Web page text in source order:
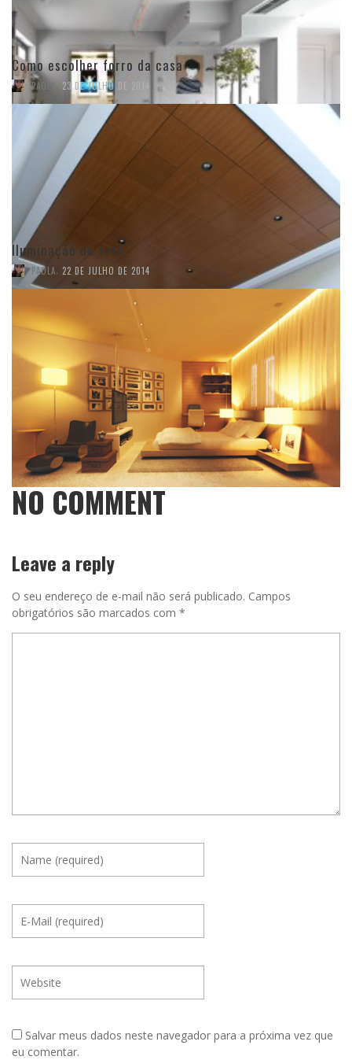
Como escolher forro da casa
PAOLA 23 DE JULHO DE 2014
Iluminação do teto
PAOLA 22 DE JULHO DE 2014
NO COMMENT
Leave a reply
O seu endereço de e-mail não será publicado. Campos
obrigatórios são marcados com *
Salvar meus dados neste navegador para a próxima vez que
eu comentar.